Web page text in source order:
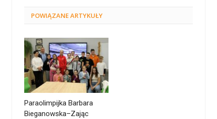
POWIĄZANEARTYKUŁY
Paraolimpijka Barbara
Bieganowska–Zając